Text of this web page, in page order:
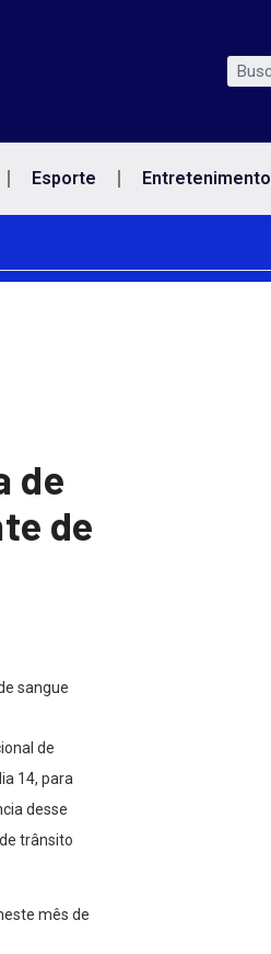
Esporte Entretenimento
de
de
de
14, para
desse
trânsito
mês de